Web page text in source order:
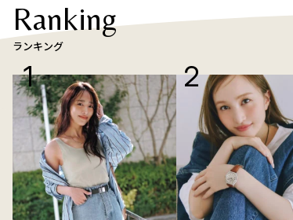
Ranking
ランキング